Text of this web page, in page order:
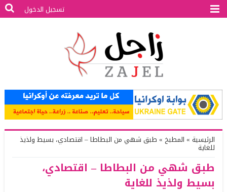
تسجيل الدخول
الرئيسية » المطبخ »طبق شهي من البطاطا – اقتصادي، بسيط ولذيذ
للغاية
طبق شهي من البطاطا – اقتصادي،
بسيط ولذيذ للغاية